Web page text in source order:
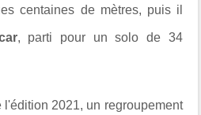
centaines de mètres, puis il
, parti pour un solo de 34
2021, un regroupement